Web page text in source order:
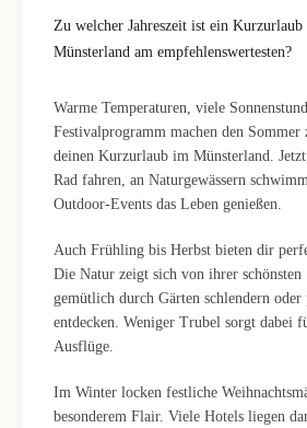
Zu welcher Jahreszeit ist ein
Münsterland am empfehlenswertesten?
Warme Temperaturen, viele
Festivalprogramm machen den
deinen Kurzurlaub im Münsterland.
Rad fahren, an Naturgewässern
Outdoor-Events das Leben genießen.
Auch Frühling bis Herbst bieten dir
Die Natur zeigt sich von ihrer schönsten
gemütlich durch Gärten schlendern oder
entdecken. Weniger Trubel sorgt dabei
Ausflüge.
Im Winter locken festliche
besonderem Flair. Viele Hotels liegen